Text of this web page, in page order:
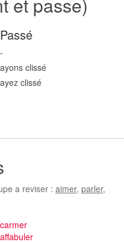
Passé
-
ayons clissé
ayez clissé
a reviser : aimer, parler,
carmer
affabuler